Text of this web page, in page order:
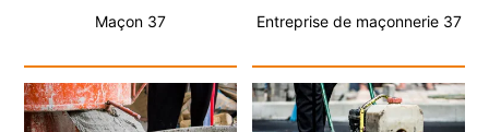
Maçon 37 Entreprise de maçonnerie 37